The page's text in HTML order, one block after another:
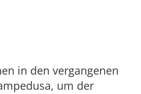
in den vergangenen
um der